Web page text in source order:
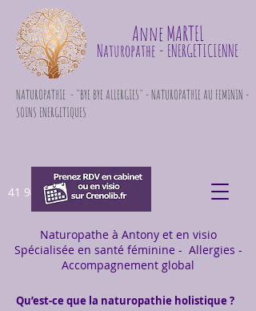
Anne MARTEL
Naturopathe - ENERGETICIENNE
NATUROPATHIE - "BYE BYE ALLERGIES" - NATUROPATHIE AU FEMININ -
SOINS ENERGETIQUES
41 948 871
Naturopathe à Antony et en visio
Spécialisée en santé féminine - Allergies -
Accompagnement global
Qu’est-ce que la naturopathie holistique ?